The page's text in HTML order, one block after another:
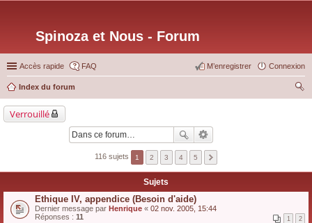
Spinoza et Nous - Forum
Accès rapide FAQ Connexion
M’enregistrer
Index du forum
Verrouillé
116 sujets 1 2 3 4 5
Sujets
Ethique IV, appendice (Besoin d'aide)
Dernier message par Henrique « 02 nov. 2005, 15:44
Réponses : 11 1 2